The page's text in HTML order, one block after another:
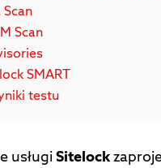
Scan
Scan
SMART
testu
usługiSitelock